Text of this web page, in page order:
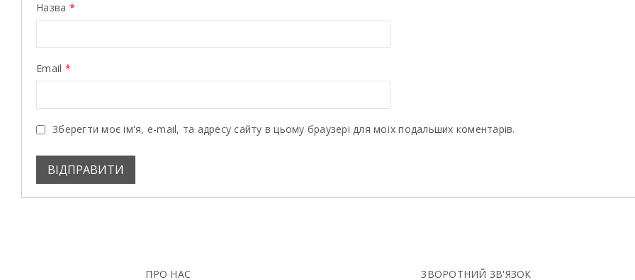
Назва *
Email *
Зберегти моє ім'я, e-mail, та адресу сайту в цьому браузері для моїх подальших коментарів.
ПРО НАС ЗВОРОТНИЙ ЗВ'ЯЗОК